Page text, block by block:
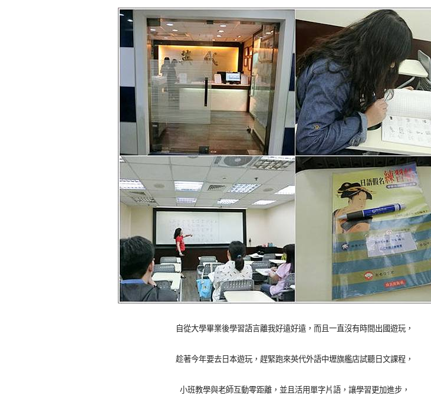
自從大學畢業後學習語言離我好遠好遠，而且一直沒有時間出國遊玩，
趁著今年要去日本遊玩，趕緊跑來英代外語中壢旗艦店試聽日文課程，
小班教學與老師互動零距離，並且活用單字片語，讓學習更加進步，